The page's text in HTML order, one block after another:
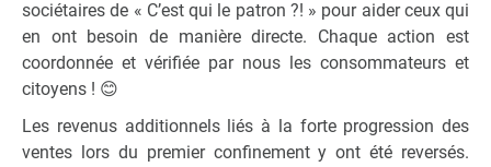
sociétaires de « C’est qui le patron ?! » pour aider ceux qui
en ont besoin de manière directe. Chaque action est
coordonnée et vérifiée par nous les consommateurs et
citoyens ! 😊
Les revenus additionnels liés à la forte progression des
ventes lors du premier confinement y ont été reversés.